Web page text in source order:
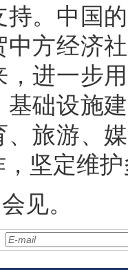
持。中国
中方经济
，进一步
基础设施
、旅游、
坚定维
见。